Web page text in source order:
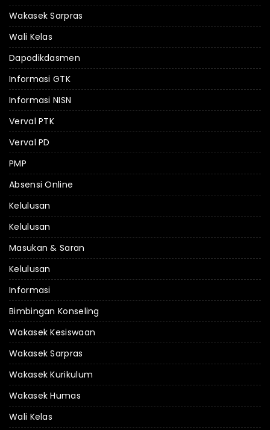
Wakasek Sarpras
Wali Kelas
Dapodikdasmen
Informasi GTK
Informasi NISN
Verval PTK
Verval PD
PMP
Absensi Online
Kelulusan
Kelulusan
Masukan & Saran
Kelulusan
Informasi
Bimbingan Konseling
Wakasek Kesiswaan
Wakasek Sarpras
Wakasek Kurikulum
Wakasek Humas
Wali Kelas